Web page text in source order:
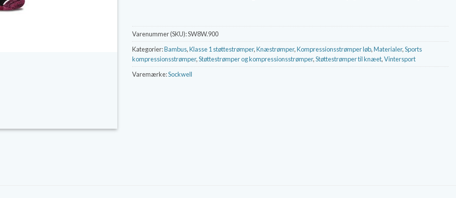
Varenummer (SKU):SW8W.900
Kategorier:Bambus,Klasse 1 støttestrømper,Knæstrømper,Kompressionsstrømper løb,Materialer,Sports
kompressionsstrømper,Støttestrømper og kompressionsstrømper,Støttestrømper til knæet,Vintersport
Varemærke:Sockwell